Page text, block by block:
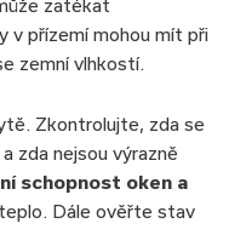
zatékat
v přízemí mohou mít při
zemní vlhkostí.
Zkontrolujte, zda se
zda nejsou výrazně
schopnost oken a
Dále ověřte stav